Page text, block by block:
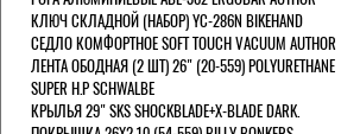
КЛЮЧ СКЛАДНОЙ (НАБОР) YC-286N BIKEHAND
СЕДЛО КОМФОРТНОЕ SOFT TOUCH VACUUM AUTHOR
ЛЕНТА ОБОДНАЯ (2 ШТ) 26" (20-559) POLYURETHANE
SUPER H.P SCHWALBE
КРЫЛЬЯ 29" SKS SHOCKBLADE+X-BLADE DARK.